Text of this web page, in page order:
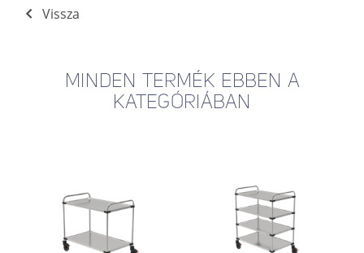
Vissza
MINDEN TERMÉK EBBEN A
KATEGÓRIÁBAN